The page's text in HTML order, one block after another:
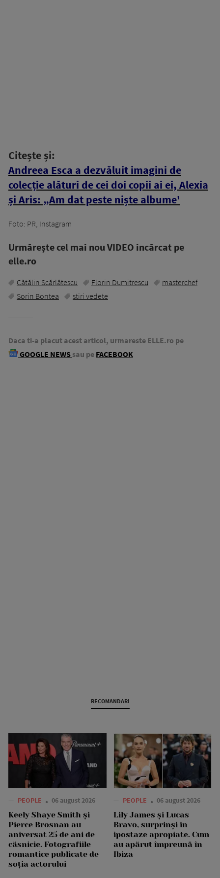
Citește și:
Andreea Esca a dezvăluit imagini de
colecție alături de cei doi copii ai ei, Alexia
și Aris: „Am dat peste niște albume'
Foto: PR, Instagram
Urmăreşte cel mai nou VIDEO incărcat pe
elle.ro
Cătălin Scărlătescu Florin Dumitrescu
masterchef
Sorin Bontea
stiri vedete
Daca ti-a placut acest articol, urmareste ELLE.ro pe
GOOGLE NEWS sau pe FACEBOOK
RECOMANDARI
— PEOPLE 06 august 2026
Keely Shaye Smith și
Pierce Brosnan au
aniversat 25 de ani de
căsnicie. Fotografiile
romantice publicate de
soția actorului
— PEOPLE 06 august 2026
Lily James și Lucas
Bravo, surprinși în
ipostaze apropiate. Cum
au apărut împreună în
Ibiza